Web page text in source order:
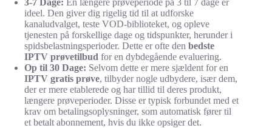
ideel. Den giver dig rigelig tid til at udforske
kanaludvalget, teste VOD-biblioteket, og opleve
tjenesten på forskellige dage og tidspunkter, herunder i
spidsbelastningsperioder. Dette er ofte den bedste
IPTV prøvetilbud for en dybdegående evaluering.
Op til 30 Dage: Selvom dette er mere sjældent for en
IPTV gratis prøve, tilbyder nogle udbydere, især dem,
der er mere etablerede og har tillid til deres produkt,
længere prøveperioder. Disse er typisk forbundet med et
krav om betalingsoplysninger, som automatisk fører til
et betalt abonnement, hvis du ikke opsiger det.